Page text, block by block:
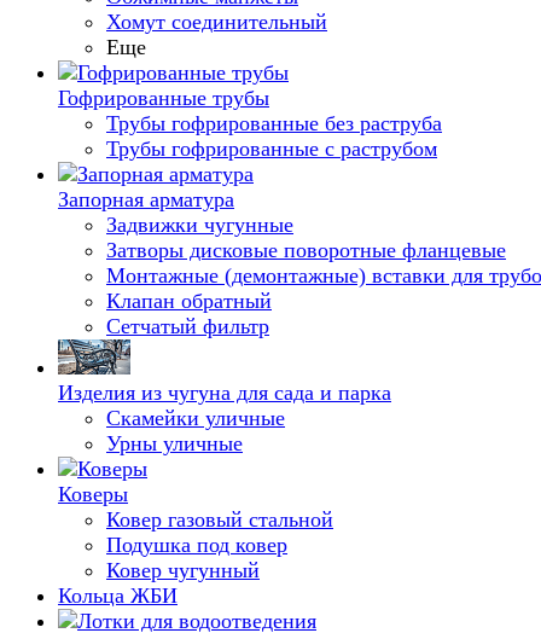
Хомут соединительный
Еще
Гофрированные трубы
Трубы гофрированные без раструба
Трубы гофрированные с раструбом
Запорная арматура
Задвижки чугунные
Затворы дисковые поворотные фланцевые
Монтажные (демонтажные) вставки для
Клапан обратный
Сетчатый фильтр
Изделия из чугуна для сада и парка
Скамейки уличные
Урны уличные
Коверы
Ковер газовый стальной
Подушка под ковер
Ковер чугунный
Кольца ЖБИ